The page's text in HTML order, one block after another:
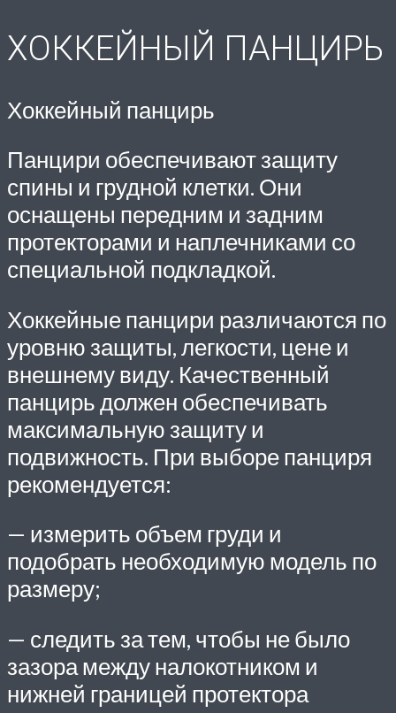
ХОККЕЙНЫЙ ПАНЦИРЬ
Хоккейный панцирь
Панцири обеспечивают защиту
спины и грудной клетки. Они
оснащены передним и задним
протекторами и наплечниками со
специальной подкладкой.
Хоккейные панцири различаются по
уровню защиты, легкости, цене и
внешнему виду. Качественный
панцирь должен обеспечивать
максимальную защиту и
подвижность. При выборе панциря
рекомендуется:
— измерить объем груди и
подобрать необходимую модель по
размеру;
— следить за тем, чтобы не было
зазора между налокотником и
нижней границей протектора